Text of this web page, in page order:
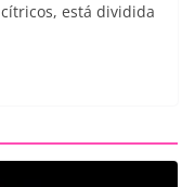
está dividida